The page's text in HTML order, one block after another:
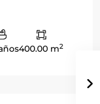
400.00 m2